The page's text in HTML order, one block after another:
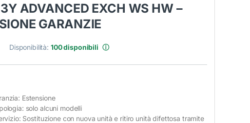
ADVANCED EXCH WS HW –
GARANZIE
Disponibilità: 100 disponibili ⓘ
Estensione
solo alcuni modelli
Sostituzione con nuova unità e ritiro unità difettosa tramite